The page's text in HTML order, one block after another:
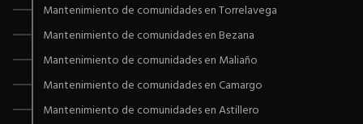
Mantenimiento de comunidades en Torrelavega
Mantenimiento de comunidades en Bezana
Mantenimiento de comunidades en Maliaño
Mantenimiento de comunidades en Camargo
Mantenimiento de comunidades en Astillero